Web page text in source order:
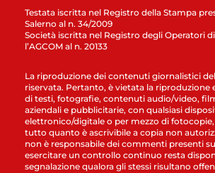
Testata iscritta nel Registro della Stampa
Salerno al n. 34/2009
Società iscritta nel Registro degli Operatori
l’AGCOM al n. 20133
La riproduzione dei contenuti giornalistici
riservata. Pertanto, è vietata la riproduzione
di testi, fotografie, contenuti audio/video,
aziendali e pubblicitarie, con qualsiasi
elettronico/digitale o per mezzo di
tutto quanto è ascrivibile a copia non
non è responsabile dei commenti presenti
esercitare un controllo continuo resta
segnalazione qualora gli stessi risultano